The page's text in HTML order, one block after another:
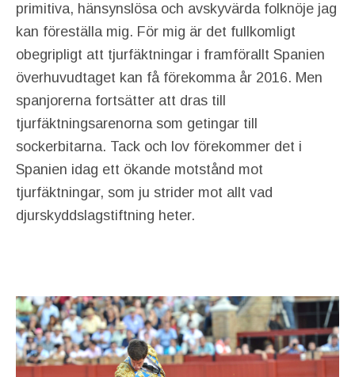
primitiva, hänsynslösa och avskyvärda folknöje jag
kan föreställa mig. För mig är det fullkomligt
obegripligt att tjurfäktningar i framförallt Spanien
överhuvudtaget kan få förekomma år 2016. Men
spanjorerna fortsätter att dras till
tjurfäktningsarenorna som getingar till
sockerbitarna. Tack och lov förekommer det i
Spanien idag ett ökande motstånd mot
tjurfäktningar, som ju strider mot allt vad
djurskyddslagstiftning heter.